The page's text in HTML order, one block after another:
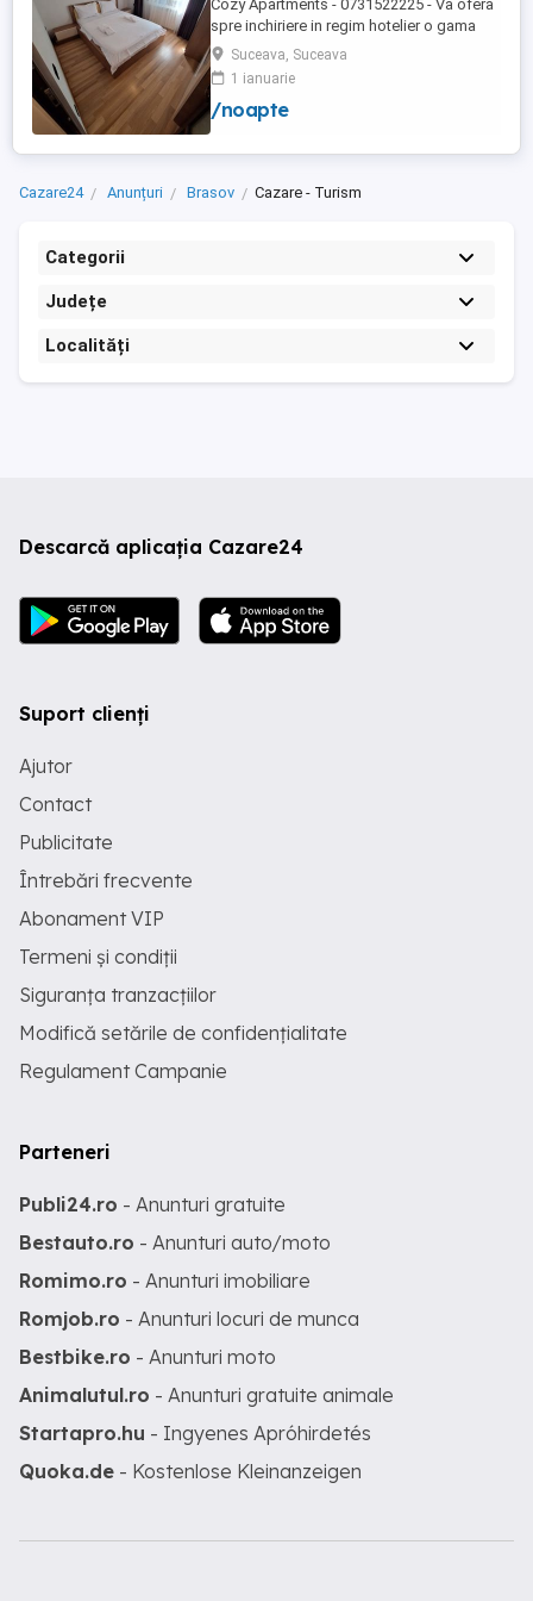
Cozy Apartments - 0731522225 - Va ofera
spre inchiriere in regim hotelier o gama
variata de apartamente si garsoniere
situate in puncte cheie ale orasului
Suceava: Bulevardul George Enescu. In
centrul Orasului pe Esplanada langa
Zamca Burdujeni Ipotesti Pentru ...
Suceava, Suceava
1 ianuarie
/noapte
Cazare24 Anunțuri Brasov Cazare - Turism
Categorii
Județe
Localități
Descarcă aplicația Cazare24
Suport clienți
Ajutor
Contact
Publicitate
Întrebări frecvente
Abonament VIP
Termeni și condiții
Siguranța tranzacțiilor
Modifică setările de confidențialitate
Regulament Campanie
Parteneri
Publi24.ro - Anunturi gratuite
Bestauto.ro - Anunturi auto/moto
Romimo.ro - Anunturi imobiliare
Romjob.ro - Anunturi locuri de munca
Bestbike.ro - Anunturi moto
Animalutul.ro - Anunturi gratuite animale
Startapro.hu - Ingyenes Apróhirdetés
Quoka.de - Kostenlose Kleinanzeigen